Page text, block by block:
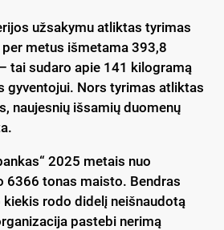
užsakymu atliktas tyrimas
metus išmetama 393,8
tai sudaro apie 141 kilogramą
gyventojui. Nors tyrimas atliktas
naujesnių išsamių duomenų
2025 metais nuo
6366 tonas maisto. Bendras
rodo didelį neišnaudotą
pastebi nerimą